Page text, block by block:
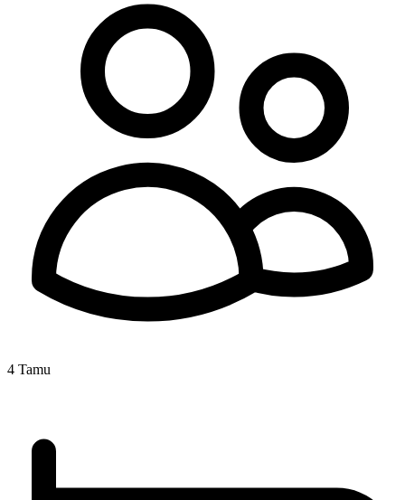
4 Tamu